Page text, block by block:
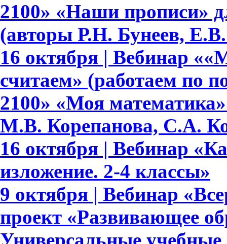
2100» «Наши прописи»
(авторы Р.Н. Бунеев,
16 октября | Вебинар
считаем» (работаем по
2100» «Моя
М.В. Корепанова, С.А.
16 октября | Вебинар
изложение. 2-4 классы»
9 октября | Вебинар
проект «Развивающее